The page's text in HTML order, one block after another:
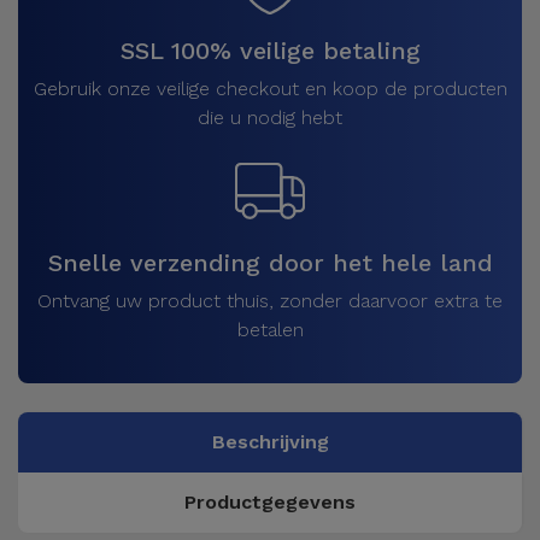
SSL 100% veilige betaling
Gebruik onze veilige checkout en koop de producten
die u nodig hebt
Snelle verzending door het hele land
Ontvang uw product thuis, zonder daarvoor extra te
betalen
Beschrijving
Productgegevens